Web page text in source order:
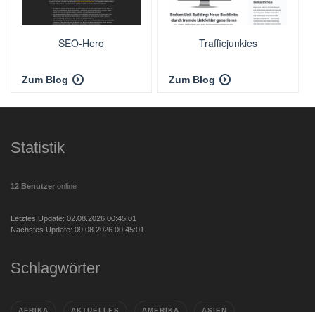
SEO-Hero
Zum Blog
Trafficjunkies
Zum Blog
Statistik
12 Benutzer online
Letztes Update: 02.08.2026 00:45:01
Nächstes Update: 09.08.2026 00:45:01
Schlagwörter
AFRIKA AKTUELLES AMERIKA ASIEN